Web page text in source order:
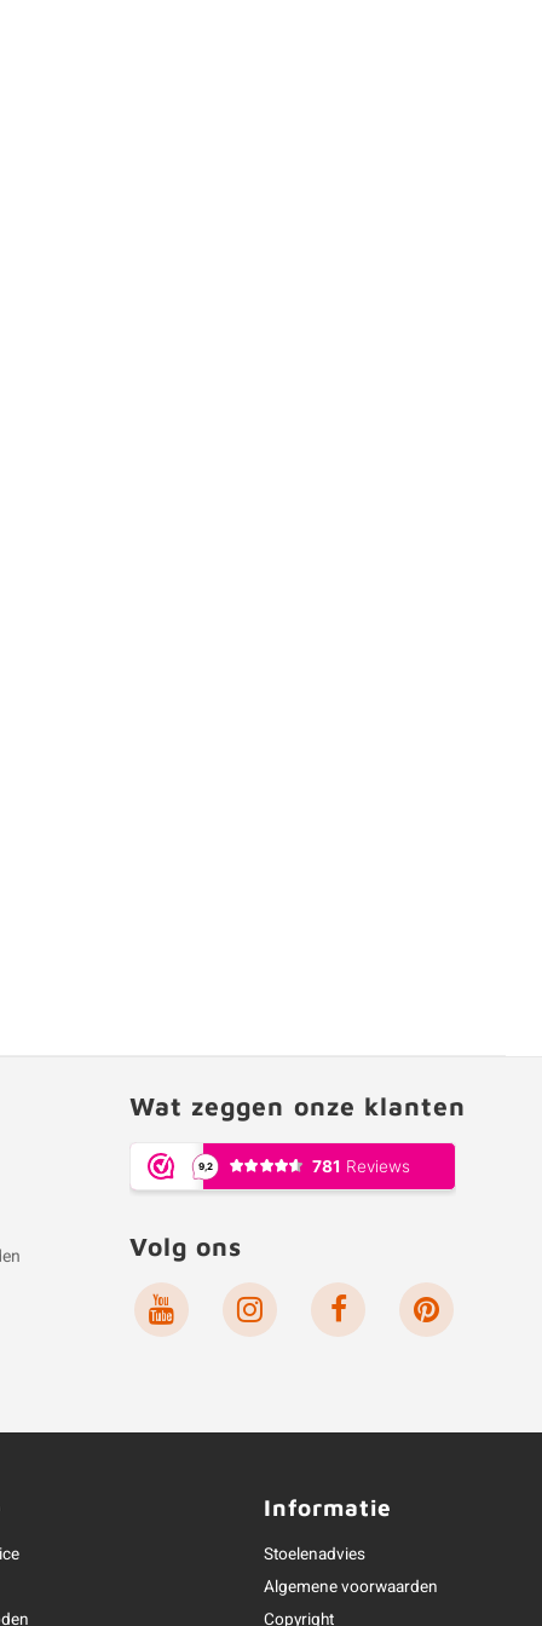
Wat zeggen onze klanten
Volg ons
Informatie
Stoelenadvies
Algemene voorwaarden
Copyright